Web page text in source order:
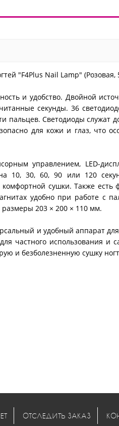
"F4Plus Nail Lamp"
и удобство. Двойной
секунды. 36
пальцев. Светодиоды служат
для кожи и глаз, что
управлением, LED-
10, 30, 60, 90 или 120
сушки. Также есть
удобно при работе с
размеры 203 × 200 × 110 мм.
и удобный аппарат
частного использования и
и безболезненную сушку
ОТСЛЕДИТЬ ЗАКАЗ